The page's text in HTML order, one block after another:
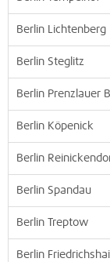
Berlin Lichtenberg
Berlin Steglitz
Berlin Prenzlauer
Berlin Köpenick
Berlin
Berlin Spandau
Berlin Treptow
Berlin